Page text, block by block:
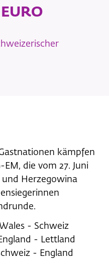
kämpfen
die vom 27. Juni
und Herzegowina
- Schweiz
- Lettland
- England